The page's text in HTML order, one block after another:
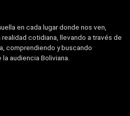
en cada lugar donde nos ven,
cotidiana, llevando a través de
comprendiendo y buscando
audiencia Boliviana.